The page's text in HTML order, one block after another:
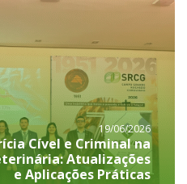
19/06/2026
Cível e Criminal na
Atualizações
e Aplicações Práticas